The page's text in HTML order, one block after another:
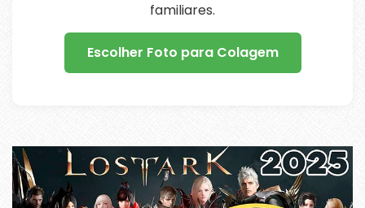
familiares.
Escolher Foto para Colagem